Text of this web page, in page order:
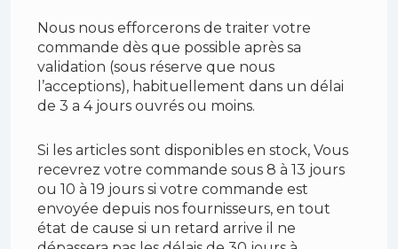
Nous nous efforcerons de traiter votre
commande dès que possible après sa
validation (sous réserve que nous
l’acceptions), habituellement dans un délai
de 3 a 4 jours ouvrés ou moins.
Si les articles sont disponibles en stock, Vous
recevrez votre commande sous 8 à 13 jours
ou 10 à 19 jours si votre commande est
envoyée depuis nos fournisseurs, en tout
état de cause si un retard arrive il ne